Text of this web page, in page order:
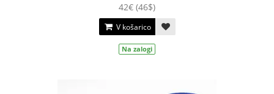
42€ (46$)
V košarico
Na zalogi